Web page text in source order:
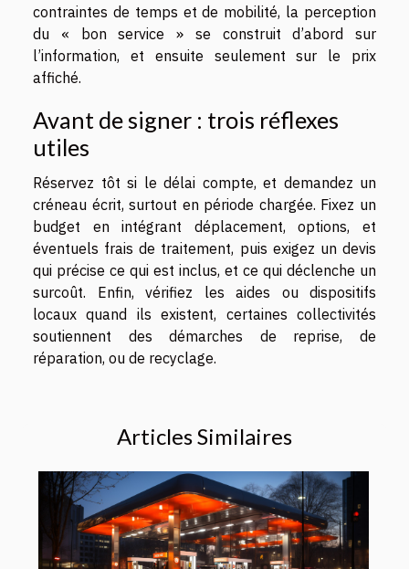
contraintes de temps et de mobilité, la perception
du « bon service » se construit d’abord sur
l’information, et ensuite seulement sur le prix
affiché.
Avant de signer : trois réflexes
utiles
Réservez tôt si le délai compte, et demandez un
créneau écrit, surtout en période chargée. Fixez un
budget en intégrant déplacement, options, et
éventuels frais de traitement, puis exigez un devis
qui précise ce qui est inclus, et ce qui déclenche un
surcoût. Enfin, vérifiez les aides ou dispositifs
locaux quand ils existent, certaines collectivités
soutiennent des démarches de reprise, de
réparation, ou de recyclage.
Articles Similaires